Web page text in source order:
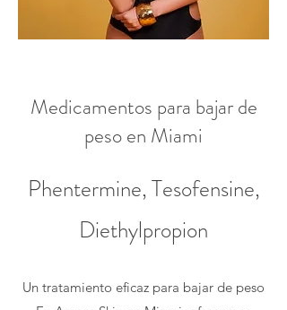
Medicamentos para bajar de
peso en Miami
Phentermine, Tesofensine,
Diethylpropion
Un tratamiento eficaz para bajar de peso